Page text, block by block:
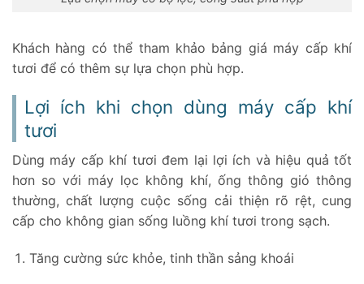
Khách hàng có thể tham khảo bảng giá máy cấp khí
tươi để có thêm sự lựa chọn phù hợp.
Lợi ích khi chọn dùng máy cấp khí
tươi
Dùng máy cấp khí tươi đem lại lợi ích và hiệu quả tốt
hơn so với máy lọc không khí, ống thông gió thông
thường, chất lượng cuộc sống cải thiện rõ rệt, cung
cấp cho không gian sống luồng khí tươi trong sạch.
Tăng cường sức khỏe, tinh thần sảng khoái